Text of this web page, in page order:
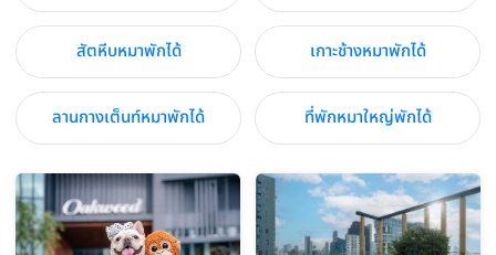
สัตหีบหมาพักได้ เกาะช้างหมาพักได้
ลานกางเต็นท์หมาพักได้ ที่พักหมาใหญ่พักได้